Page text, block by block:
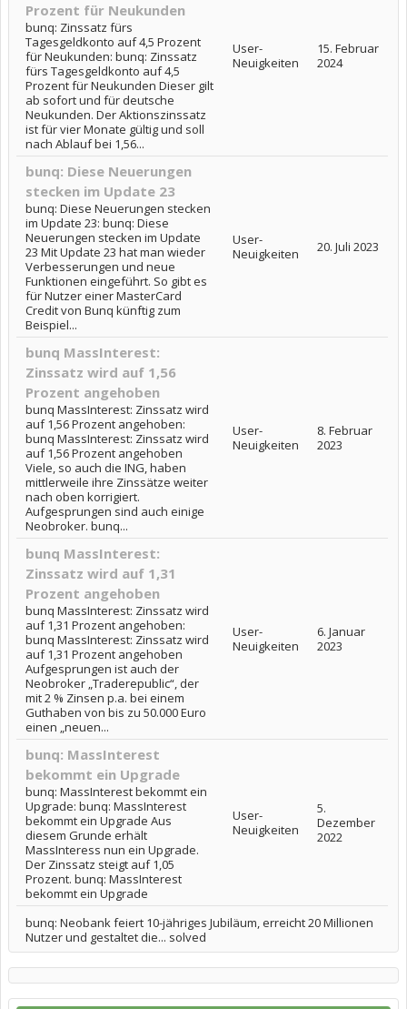
Prozent für Neukunden
bunq: Zinssatz fürs
Tagesgeldkonto auf 4,5 Prozent
für Neukunden: bunq: Zinssatz
fürs Tagesgeldkonto auf 4,5
Prozent für Neukunden Dieser gilt
ab sofort und für deutsche
Neukunden. Der Aktionszinssatz
ist für vier Monate gültig und soll
nach Ablauf bei 1,56...
User-
Neuigkeiten
15. Februar
2024
bunq: Diese Neuerungen
stecken im Update 23
bunq: Diese Neuerungen stecken
im Update 23: bunq: Diese
Neuerungen stecken im Update
23 Mit Update 23 hat man wieder
Verbesserungen und neue
Funktionen eingeführt. So gibt es
für Nutzer einer MasterCard
Credit von Bunq künftig zum
Beispiel...
User-
Neuigkeiten
20. Juli 2023
bunq MassInterest:
Zinssatz wird auf 1,56
Prozent angehoben
bunq MassInterest: Zinssatz wird
auf 1,56 Prozent angehoben:
bunq MassInterest: Zinssatz wird
auf 1,56 Prozent angehoben
Viele, so auch die ING, haben
mittlerweile ihre Zinssätze weiter
nach oben korrigiert.
Aufgesprungen sind auch einige
Neobroker. bunq...
User-
Neuigkeiten
8. Februar
2023
bunq MassInterest:
Zinssatz wird auf 1,31
Prozent angehoben
bunq MassInterest: Zinssatz wird
auf 1,31 Prozent angehoben:
bunq MassInterest: Zinssatz wird
auf 1,31 Prozent angehoben
Aufgesprungen ist auch der
Neobroker „Traderepublic“, der
mit 2 % Zinsen p.a. bei einem
Guthaben von bis zu 50.000 Euro
einen „neuen...
User-
Neuigkeiten
6. Januar
2023
bunq: MassInterest
bekommt ein Upgrade
bunq: MassInterest bekommt ein
Upgrade: bunq: MassInterest
bekommt ein Upgrade Aus
diesem Grunde erhält
MassInteress nun ein Upgrade.
Der Zinssatz steigt auf 1,05
Prozent. bunq: MassInterest
bekommt ein Upgrade
User-
Neuigkeiten
5.
Dezember
2022
bunq: Neobank feiert 10-jähriges Jubiläum, erreicht 20 Millionen
Nutzer und gestaltet die... solved